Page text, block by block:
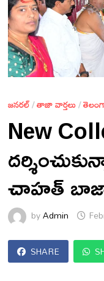
జనరల్/తాజా వార్తలు/
New
చాహత్
byAdmin
SHARE